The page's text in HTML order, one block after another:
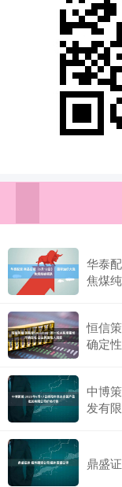
华泰
焦煤
恒信
确定
中博
发有
鼎盛